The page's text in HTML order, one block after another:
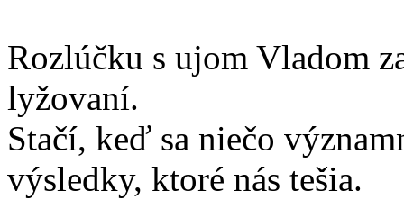
Rozlúčku s ujom Vladom
lyžovaní.
Stačí, keď sa niečo
výsledky, ktoré nás tešia.